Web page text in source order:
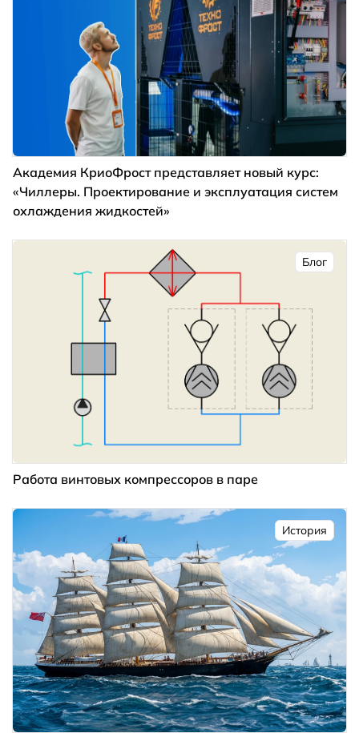
Академия КриоФрост представляет новый курс:
«Чиллеры. Проектирование и эксплуатация систем
охлаждения жидкостей»
Блог
Работа винтовых компрессоров в паре
История